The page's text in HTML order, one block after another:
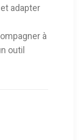
adapter
à
outil